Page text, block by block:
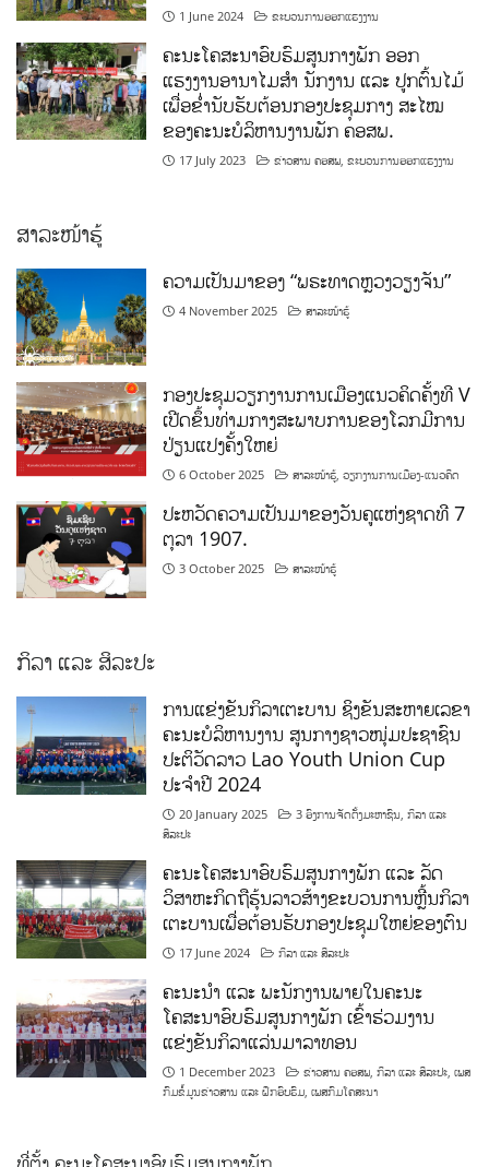
1 June 2024 ຂະບວນການອອກແຮງງານ
ຄະນະໂຄສະນາອົບຮົມສູນກາງພັກ ອອກ
ແຮງງານອານາໄມສໍາ ນັກງານ ແລະ ປູກຕົ້ນໄມ້
ເພື່ອຂໍ່ານັບຮັບຕ້ອນກອງປະຊຸມກາງ ສະໄໝ
ຂອງຄະນະບໍລິຫານງານພັກ ຄອສພ.
17 July 2023 ຂ່າວສານ ຄອສພ ,ຂະບວນການອອກແຮງງານ
ສາລະໜ້າຮູ້
ຄວາມເປັນມາຂອງ “ພຣະທາດຫຼວງວຽງຈັນ”
4 November 2025 ສາລະໜ້າຮູ້
ກອງປະຊຸມວຽກງານການເມືອງແນວຄິດຄັ້ງທີ V
ເປີດຂຶ້ນທ່າມກາງສະພາບການຂອງໂລກມີການ
ປ່ຽນແປງຄັ້ງໃຫຍ່
6 October 2025 ສາລະໜ້າຮູ້ ,ວຽກງານການເມືອງ-ແນວຄິດ
ປະຫວັດຄວາມເປັນມາຂອງວັນຄູແຫ່ງຊາດທີ 7
ຕຸລາ 1907.
3 October 2025 ສາລະໜ້າຮູ້
ກິລາ ແລະ ສິລະປະ
ການແຂ່ງຂັນກິລາເຕະບານ ຊິງຂັນສະຫາຍເລຂາ
ຄະນະບໍລິຫານງານ ສູນກາງຊາວໜຸ່ມປະຊາຊົນ
ປະຕິວັດລາວ Lao Youth Union Cup
ປະຈຳປີ 2024
20 January 2025 3 ອົງການຈັດຕັ້ງມະຫາຊົນ,ກິລາ ແລະ
ສິລະປະ
ຄະນະໂຄສະນາອົບຮົມສູນກາງພັກ ແລະ ລັດ
ວິສາຫະກິດຖືຮຸ້ນລາວສ້າງຂະບວນການຫຼີ້ນກິລາ
ເຕະບານເພື່ອຕ້ອນຮັບກອງປະຊຸມໃຫຍ່ຂອງຕົນ
17 June 2024 ກິລາ ແລະ ສິລະປະ
ຄະນະນຳ ແລະ ພະນັກງານພາຍໃນຄະນະ
ໂຄສະນາອົບຮົມສູນກາງພັກ ເຂົ້າຮ່ວມງານ
ແຂ່ງຂັນກິລາແລ່ນມາລາທອນ
1 December 2023 ຂ່າວສານ ຄອສພ,ກິລາ ແລະ ສິລະປະ,ເພສ
ກົມຂໍ້ມູນຂ່າວສານ ແລະ ຝຶກອົບຮົມ,ເພສກົມໂຄສະນາ